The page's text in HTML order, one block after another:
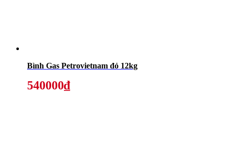
Bình Gas Petrovietnam đỏ 12kg
540000₫